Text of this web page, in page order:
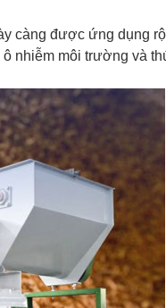
càng được ứng dụng
nhiễm môi trường và